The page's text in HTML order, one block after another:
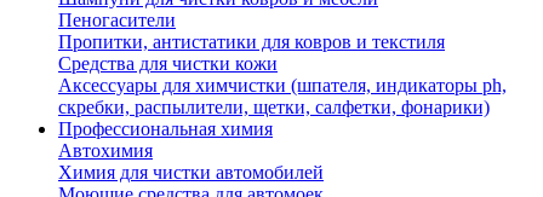
Пеногасители
Пропитки, антистатики для ковров и текстиля
Средства для чистки кожи
Аксессуары для химчистки (шпателя, индикаторы ph,
скребки, распылители, щетки, салфетки, фонарики)
Профессиональная химия
Автохимия
Химия для чистки автомобилей